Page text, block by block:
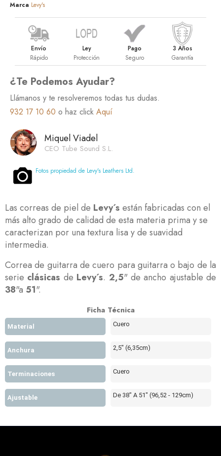
Marca Levy's
Envío
Rápido
Ley
Protección
Pago
Seguro
3 Años
Garantía
¿Te Podemos Ayudar?
Llámanos y te resolveremos todas tus dudas.
932 17 10 60 o haz click Aquí
Miquel Viadel
CEO Tube Sound S.L.
Fotos propiedad de Levy's Leathers Ltd.
Las correas de piel de Levy´s están fabricadas con el
más alto grado de calidad de esta materia prima y se
caracterizan por una textura lisa y de suavidad
intermedia.
Correa de guitarra de cuero para guitarra o bajo de la
serie clásicas de Levy´s. 2,5" de ancho ajustable de
38"a 51".
Ficha Técnica
Material Cuero
Anchura 2,5" (6,35cm)
Terminaciones Cuero
Ajustable De 38" A 51" (96,52 - 129cm)